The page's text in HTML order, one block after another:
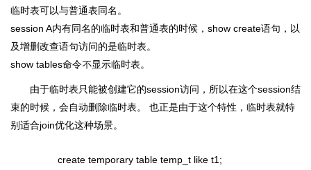
临时表可以与普通表同名。
session A内有同名的临时表和普通表的时候，show create语句，以
及增删改查语句访问的是临时表。
show tables命令不显示临时表。
由于临时表只能被创建它的session访问，所以在这个session结
束的时候，会自动删除临时表。 也正是由于这个特性，临时表就特
别适合join优化这种场景。
create temporary table temp_t like t1;